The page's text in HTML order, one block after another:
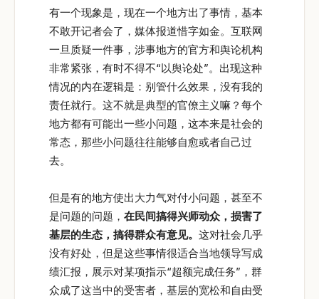
有一个现象是，现在一个地方出了事情，基本
不敢开记者会了，媒体报道惜字如金。互联网
一旦质疑一件事，涉事地方的官方和舆论机构
非常紧张，有时不得不“以舆论处”。出现这种
情况的内在逻辑是：别管什么效果，没有我的
责任就行。这不就是典型的官僚主义嘛？每个
地方都有可能出一些小问题，这本来是社会的
常态，那些小问题往往能够自愈或者自己过
去。
但是有的地方使出大力气对付小问题，甚至不
是问题的问题， 在民间搞得兴师动众，损害了
基层的生态，搞得群众有意见。 这对社会几乎
没有好处，但是这些事情很适合当地领导写成
绩汇报，展示对某项指示“超额完成任务”，群
众成了这当中的受害者，基层的宽松和自由受